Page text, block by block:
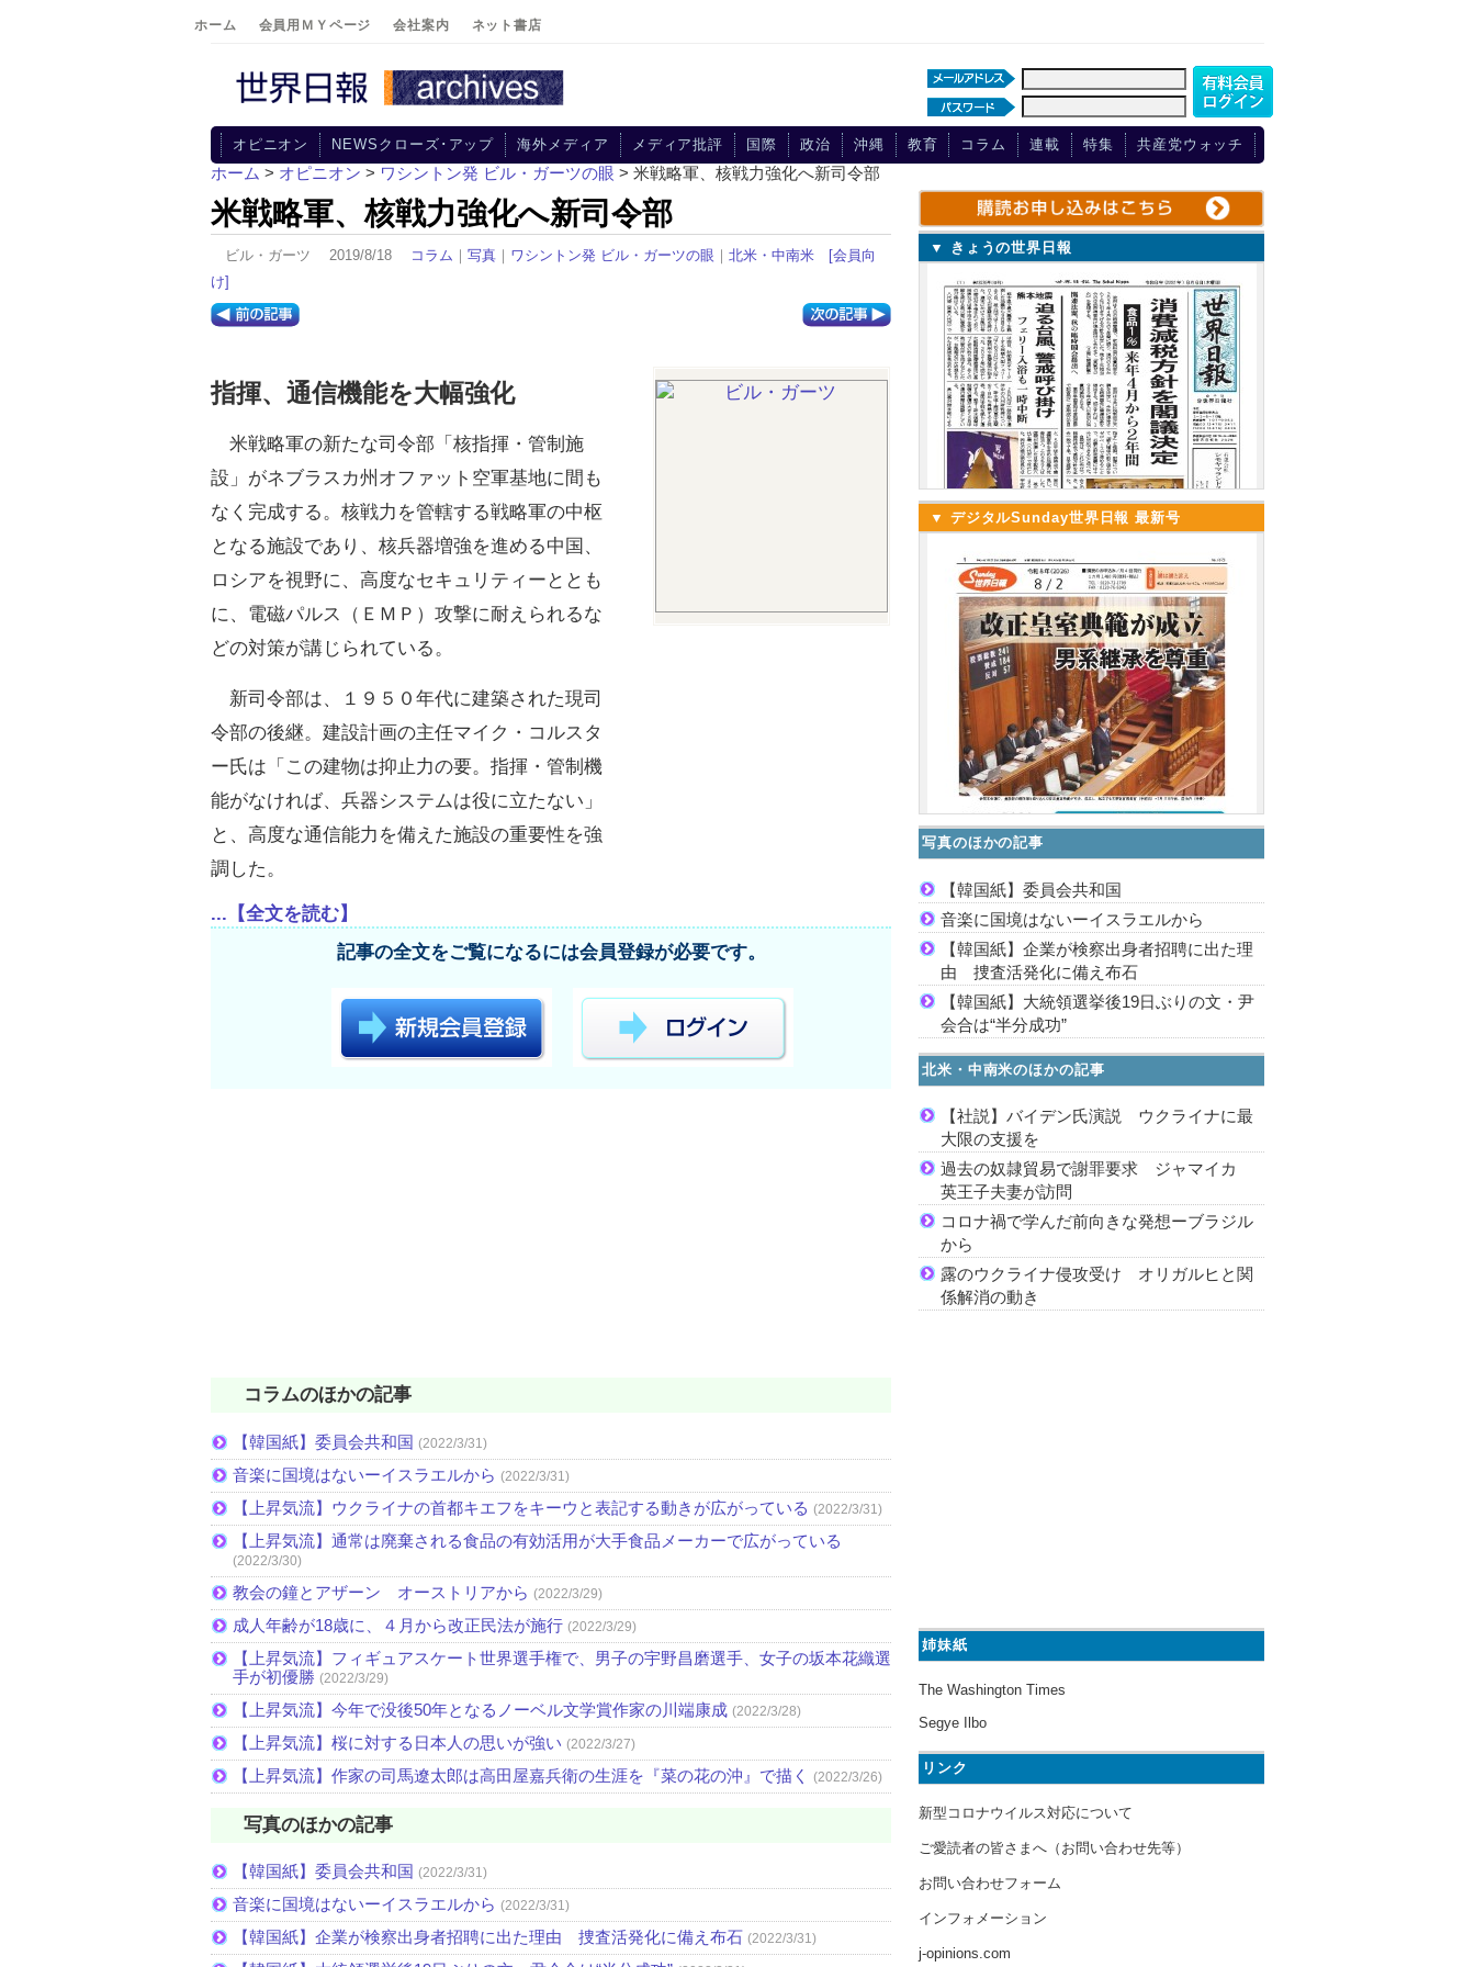
ホーム 会員用ＭＹページ 会社案内 ネット書店
オピニオン NEWSクローズ･アップ 海外メディア メディア批評 国際 政治 沖縄 教育 コラム 連載 特集 共産党ウォッチ
ホーム > オピニオン > ワシントン発 ビル・ガーツの眼 > 米戦略軍、核戦力強化へ新司令部
米戦略軍、核戦力強化へ新司令部
ビル・ガーツ 2019/8/18 コラム ｜ 写真 ｜ ワシントン発 ビル・ガーツの眼 ｜ 北米・中南米
[会員向
け]
指揮、通信機能を大幅強化
米戦略軍の新たな司令部「核指揮・管制施
設」がネブラスカ州オファット空軍基地に間も
なく完成する。核戦力を管轄する戦略軍の中枢
となる施設であり、核兵器増強を進める中国、
ロシアを視野に、高度なセキュリティーととも
に、電磁パルス（ＥＭＰ）攻撃に耐えられるな
どの対策が講じられている。
新司令部は、１９５０年代に建築された現司
令部の後継。建設計画の主任マイク・コルスタ
ー氏は「この建物は抑止力の要。指揮・管制機
能がなければ、兵器システムは役に立たない」
と、高度な通信能力を備えた施設の重要性を強
調した。
...【全文を読む】
記事の全文をご覧になるには会員登録が必要です。
コラムのほかの記事
【韓国紙】委員会共和国 (2022/3/31)
音楽に国境はないーイスラエルから (2022/3/31)
【上昇気流】ウクライナの首都キエフをキーウと表記する動きが広がっている (2022/3/31)
【上昇気流】通常は廃棄される食品の有効活用が大手食品メーカーで広がっている
(2022/3/30)
教会の鐘とアザーン オーストリアから (2022/3/29)
成人年齢が18歳に、４月から改正民法が施行 (2022/3/29)
【上昇気流】フィギュアスケート世界選手権で、男子の宇野昌磨選手、女子の坂本花織選
手が初優勝 (2022/3/29)
【上昇気流】今年で没後50年となるノーベル文学賞作家の川端康成 (2022/3/28)
【上昇気流】桜に対する日本人の思いが強い (2022/3/27)
【上昇気流】作家の司馬遼太郎は高田屋嘉兵衛の生涯を『菜の花の沖』で描く (2022/3/26)
写真のほかの記事
【韓国紙】委員会共和国 (2022/3/31)
音楽に国境はないーイスラエルから (2022/3/31)
【韓国紙】企業が検察出身者招聘に出た理由 捜査活発化に備え布石 (2022/3/31)
▼ きょうの世界日報
▼ デジタルSunday世界日報 最新号
写真のほかの記事
【韓国紙】委員会共和国
音楽に国境はないーイスラエルから
【韓国紙】企業が検察出身者招聘に出た理
由 捜査活発化に備え布石
【韓国紙】大統領選挙後19日ぶりの文・尹
会合は“半分成功”
北米・中南米のほかの記事
【社説】バイデン氏演説 ウクライナに最
大限の支援を
過去の奴隷貿易で謝罪要求 ジャマイカ
英王子夫妻が訪問
コロナ禍で学んだ前向きな発想ーブラジル
から
露のウクライナ侵攻受け オリガルヒと関
係解消の動き
姉妹紙
The Washington Times
Segye Ilbo
リンク
新型コロナウイルス対応について
ご愛読者の皆さまへ（お問い合わせ先等）
お問い合わせフォーム
インフォメーション
j-opinions.com